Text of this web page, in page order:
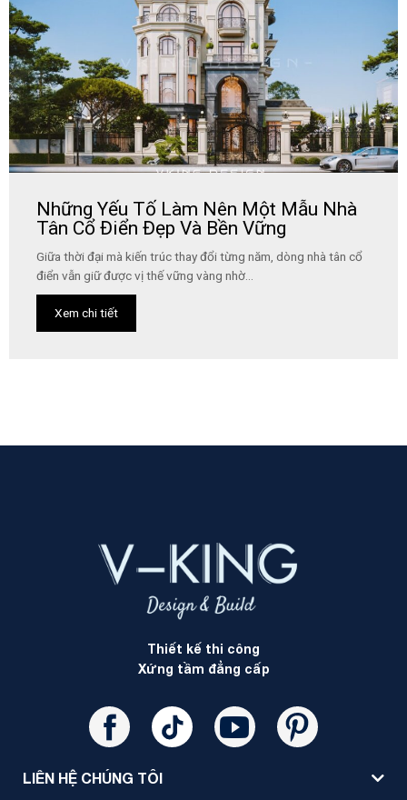
Những Yếu Tố Làm Nên Một Mẫu Nhà
Tân Cổ Điển Đẹp Và Bền Vững
Giữa thời đại mà kiến trúc thay đổi từng năm, dòng nhà tân cổ
điển vẫn giữ được vị thế vững vàng nhờ...
Xem chi tiết
Thiết kế thi công
Xứng tầm đẳng cấp
LIÊN HỆ CHÚNG TÔI